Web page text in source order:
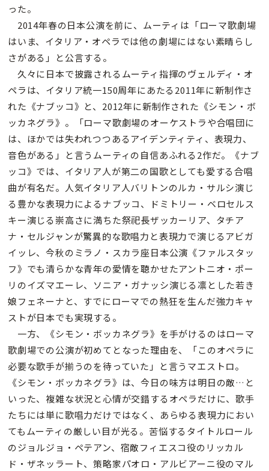
った。
2014年春の日本公演を前に、ムーティは「ローマ歌劇場
はいま、イタリア・オペラでは他の劇場にはない素晴らし
さがある」と公言する。
久々に日本で披露されるムーティ指揮のヴェルディ・オ
ペラは、イタリア統一150周年にあたる2011年に新制作さ
れた《ナブッコ》と、2012年に新制作された《シモン・ボ
ッカネグラ》。「ローマ歌劇場のオーケストラや合唱団に
は、ほかでは失われつつあるアイデンティティ、表現力、
音色がある」と言うムーティの自信あふれる2作だ。《ナブ
ッコ》では、イタリア人が第二の国歌としても愛する合唱
曲が有名だ。人気イタリア人バリトンのルカ・サルシ演じ
る豊かな表現力によるナブッコ、ドミトリー・ベロセルス
キー演じる崇高さに満ちた祭祀長ザッカーリア、タチア
ナ・セルジャンが驚異的な歌唱力と表現力で演じるアビガ
イッレ、今秋のミラノ・スカラ座日本公演《ファルスタッ
フ》でも清らかな青年の愛情を聴かせたアントニオ・ポー
リのイズマエーレ、ソニア・ガナッシ演じる凛とした若き
娘フェネーナと、すでにローマでの熱狂を生んだ強力キャ
ストが日本でも実現する。
一方、《シモン・ボッカネグラ》を手がけるのはローマ
歌劇場での公演が初めてとなった理由を、「このオペラに
必要な歌手が揃うのを待っていた」と言うマエストロ。
《シモン・ボッカネグラ》は、今日の味方は明日の敵…と
いった、複雑な状況と心情が交錯するオペラだけに、歌手
たちには単に歌唱力だけではなく、あらゆる表現力におい
てもムーティの厳しい目が光る。苦悩するタイトルロール
のジョルジョ・ペテアン、宿敵フィエスコ役のリッカル
ド・ザネッラート、策略家パオロ・アルビアーニ役のマル